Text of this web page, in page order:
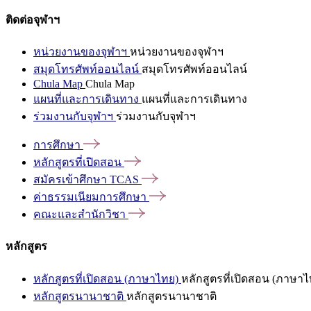
ติดต่อจุฬาฯ
หน่วยงานของจุฬาฯ หน่วยงานของจุฬาฯ
สมุดโทรศัพท์ออนไลน์ สมุดโทรศัพท์ออนไลน์
Chula Map Chula Map
แผนที่และการเดินทาง แผนที่และการเดินทาง
ร่วมงานกับจุฬาฯ ร่วมงานกับจุฬาฯ
การศึกษา
หลักสูตรที่เปิดสอน
สมัครเข้าศึกษา TCAS
ค่าธรรมเนียมการศึกษา
คณะและสำนักวิชา
หลักสูตร
หลักสูตรที่เปิดสอน (ภาษาไทย) หลักสูตรที่เปิดสอน (ภาษาไ
หลักสูตรนานาชาติ หลักสูตรนานาชาติ